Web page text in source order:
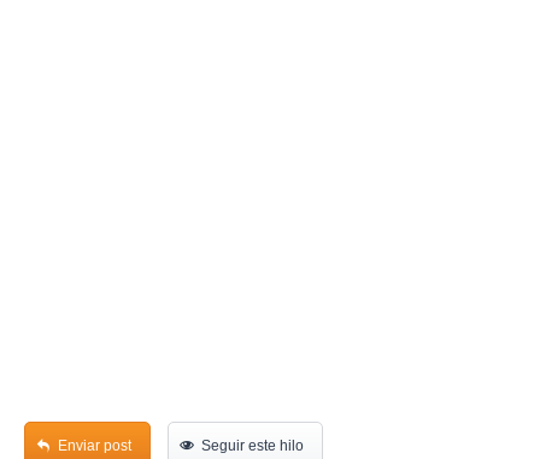
Enviar post Seguir este hilo